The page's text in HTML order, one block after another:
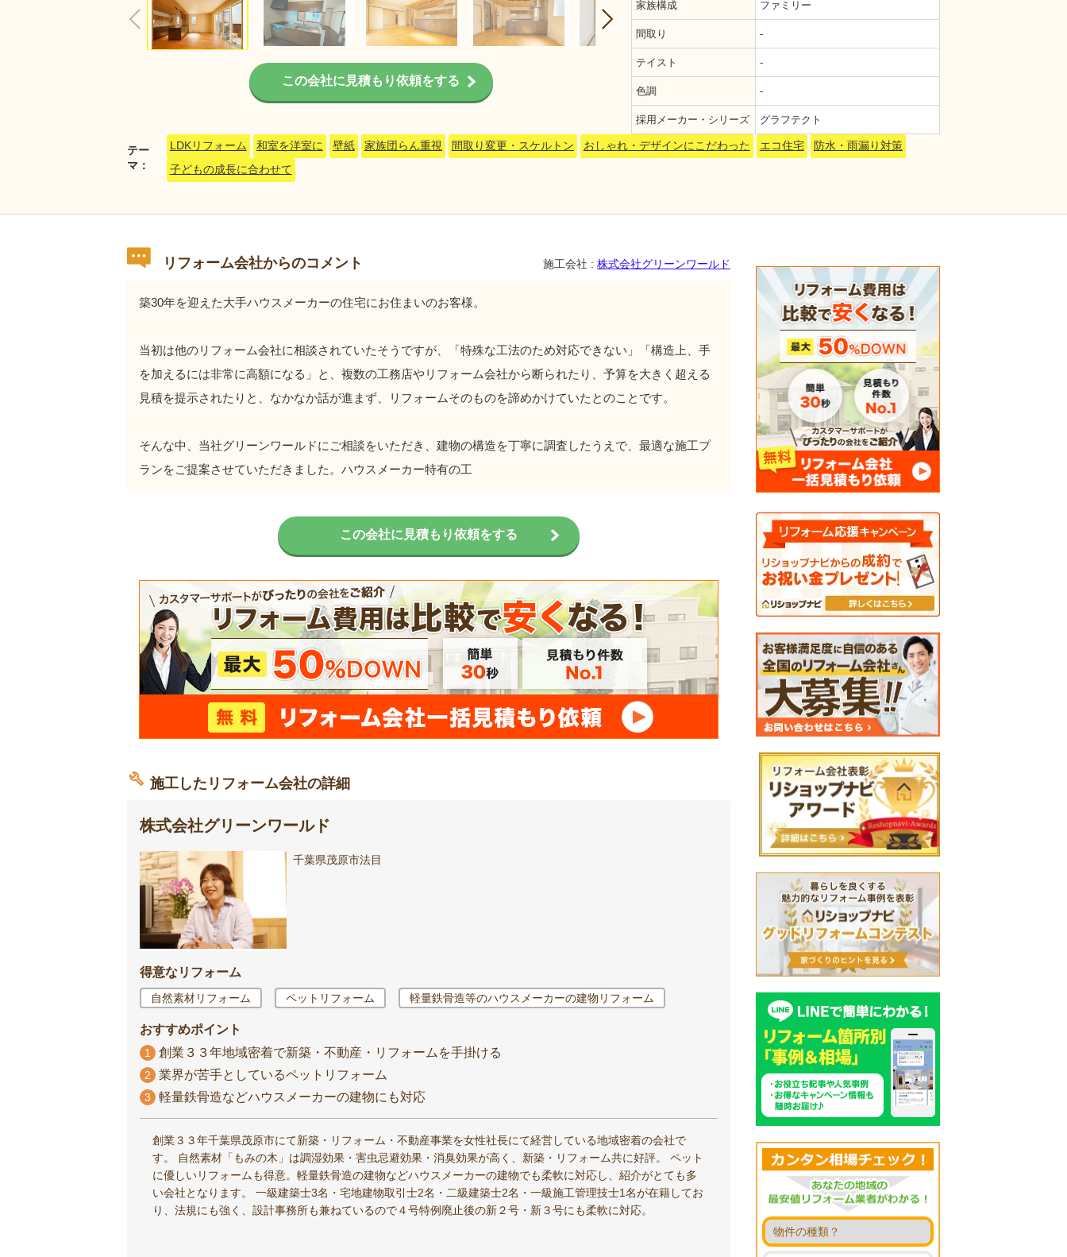
この会社に見積もり依頼をする
家族構成 ファミリー
間取り -
テイスト -
色調 -
採用メーカー・シリーズ グラフテクト
テー
マ：
LDKリフォーム 和室を洋室に 壁紙 家族団らん重視 間取り変更・スケルトン おしゃれ・デザインにこだわった エコ住宅
防水・雨漏り対策
子どもの成長に合わせて
リフォーム会社からのコメント 施工会社 : 株式会社グリーンワールド
築30年を迎えた大手ハウスメーカーの住宅にお住まいのお客様。
当初は他のリフォーム会社に相談されていたそうですが、「特殊な工法のため対応できない」「構造上、手
を加えるには非常に高額になる」と、複数の工務店やリフォーム会社から断られたり、予算を大きく超える
見積を提示されたりと、なかなか話が進まず、リフォームそのものを諦めかけていたとのことです。
そんな中、当社グリーンワールドにご相談をいただき、建物の構造を丁寧に調査したうえで、最適な施工プ
ランをご提案させていただきました。ハウスメーカー特有の工
この会社に見積もり依頼をする
施工したリフォーム会社の詳細
株式会社グリーンワールド
千葉県茂原市法目
得意なリフォーム
自然素材リフォーム ペットリフォーム 軽量鉄骨造等のハウスメーカーの建物リフォーム
おすすめポイント
1 創業３３年地域密着で新築・不動産・リフォームを手掛ける
2 業界が苦手としているペットリフォーム
3 軽量鉄骨造などハウスメーカーの建物にも対応
創業３３年千葉県茂原市にて新築・リフォーム・不動産事業を女性社長にて経営している地域密着の会社で
す。 自然素材「もみの木」は調湿効果・害虫忌避効果・消臭効果が高く、新築・リフォーム共に好評。 ペット
に優しいリフォームも得意。軽量鉄骨造の建物などハウスメーカーの建物でも柔軟に対応し、紹介がとても多
い会社となります。 一級建築士3名・宅地建物取引士2名・二級建築士2名・一級施工管理技士1名が在籍してお
り、法規にも強く、設計事務所も兼ねているので４号特例廃止後の新２号・新３号にも柔軟に対応。